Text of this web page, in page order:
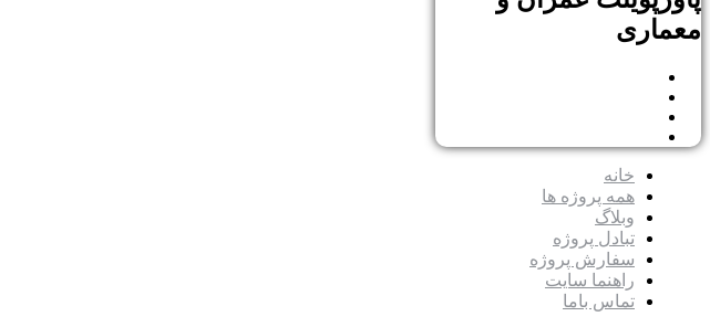
معماری
خانه
همه پروژه ها
وبلاگ
تبادل پروژه
سفارش پروژه
راهنما سایت
تماس باما